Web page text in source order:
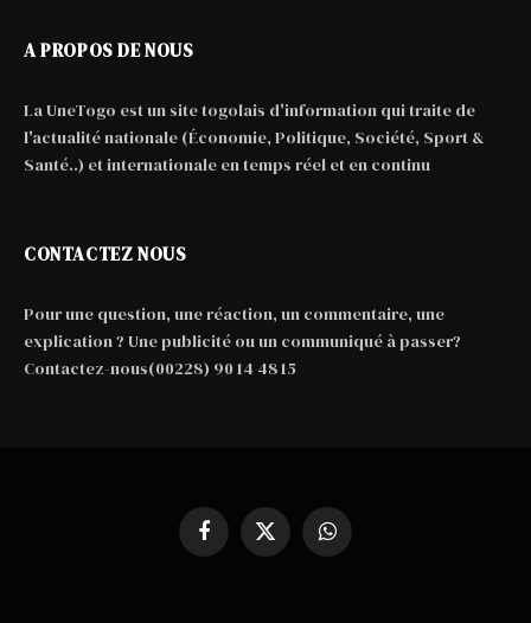
A PROPOS DE NOUS
La UneTogo est un site togolais d'information qui traite de
l'actualité nationale (Économie, Politique, Société, Sport &
Santé..) et internationale en temps réel et en continu
CONTACTEZ NOUS
Pour une question, une réaction, un commentaire, une
explication ? Une publicité ou un communiqué à passer?
Contactez-nous(00228) 90 14 48 15
Facebook
X
(Twitter)
WhatsApp